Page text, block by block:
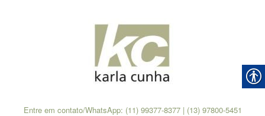
Entre em contato/WhatsApp: (11) 99377-8377 | (13) 97800-5451